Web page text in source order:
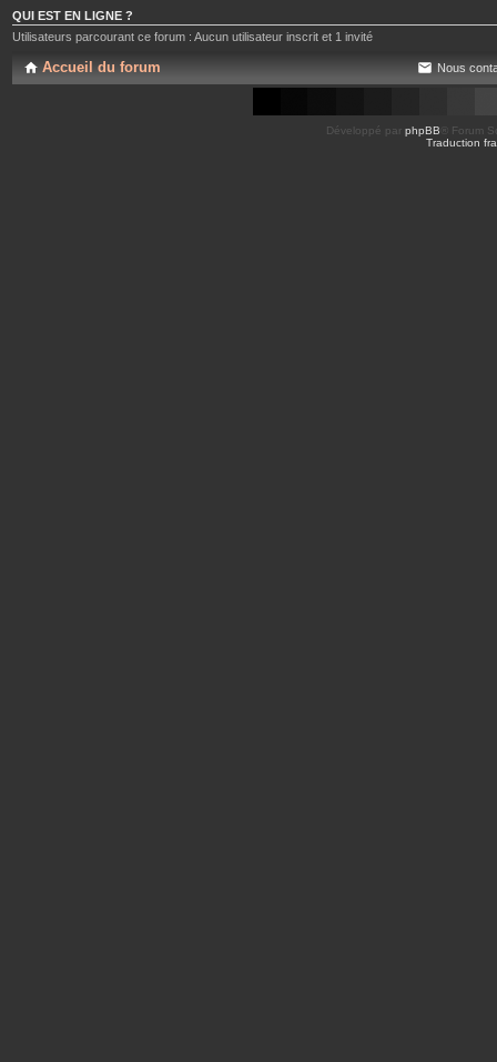
QUI EST EN LIGNE ?
Utilisateurs parcourant ce forum : Aucun utilisateur inscrit et 1 invité
Accueil du forum Nous
Développé par phpBB ® Forum
Traduction